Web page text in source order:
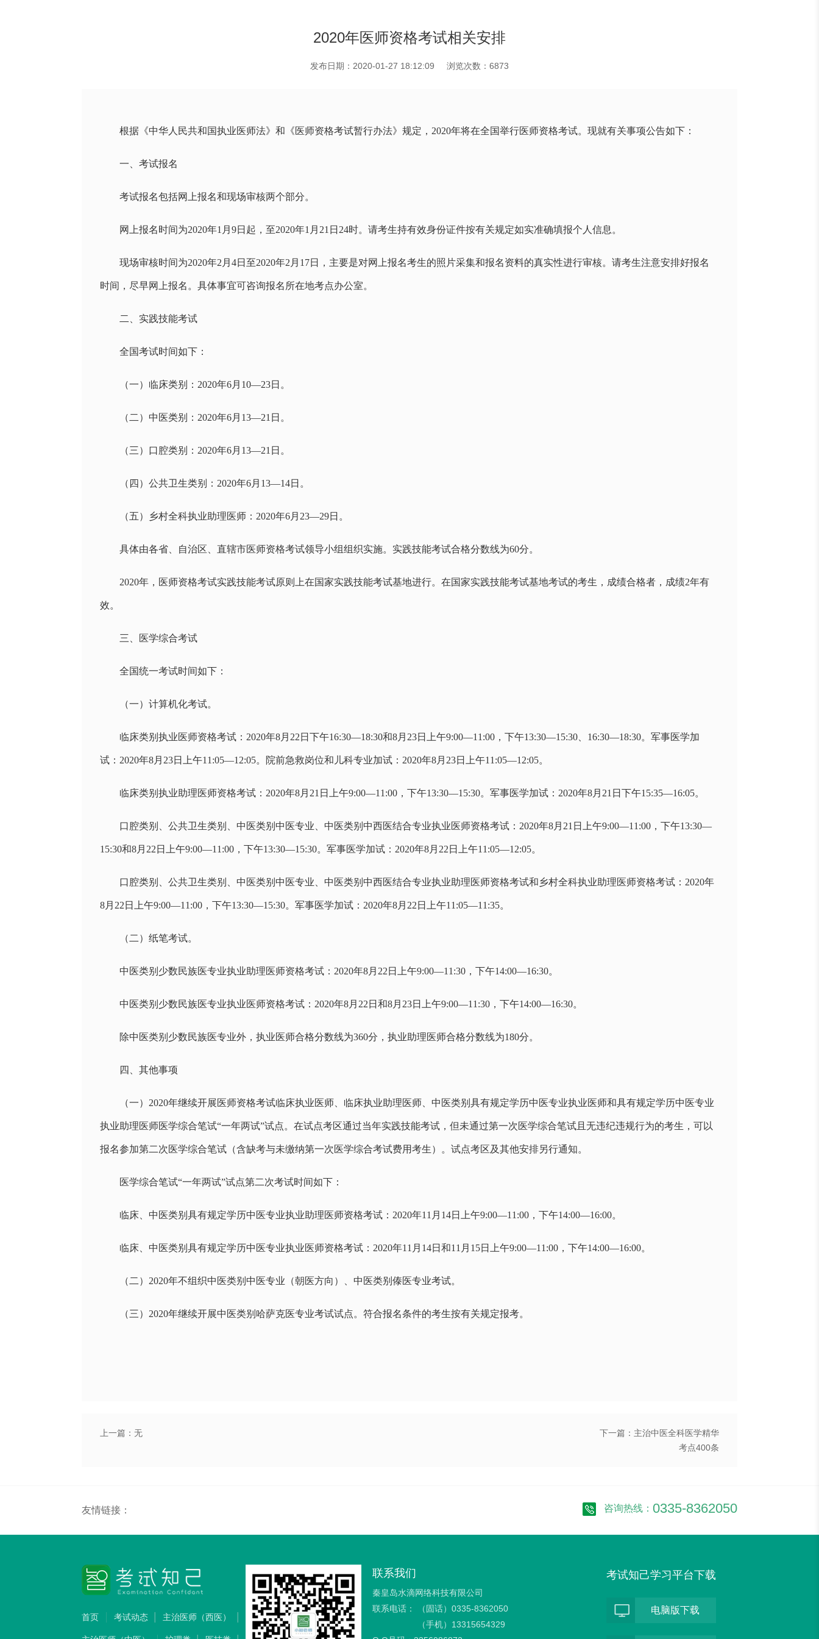
2020年医师资格考试相关安排
发布日期：2020-01-27 18:12:09 浏览次数：6873
根据《中华人民共和国执业医师法》和《医师资格考试暂行办法》规定，2020年将在全国举行医师资格考试。现就有关事项公告如下：
一、考试报名
考试报名包括网上报名和现场审核两个部分。
网上报名时间为2020年1月9日起，至2020年1月21日24时。请考生持有效身份证件按有关规定如实准确填报个人信息。
现场审核时间为2020年2月4日至2020年2月17日，主要是对网上报名考生的照片采集和报名资料的真实性进行审核。请考生注意安排好报名
时间，尽早网上报名。具体事宜可咨询报名所在地考点办公室。
二、实践技能考试
全国考试时间如下：
（一）临床类别：2020年6月10—23日。
（二）中医类别：2020年6月13—21日。
（三）口腔类别：2020年6月13—21日。
（四）公共卫生类别：2020年6月13—14日。
（五）乡村全科执业助理医师：2020年6月23—29日。
具体由各省、自治区、直辖市医师资格考试领导小组组织实施。实践技能考试合格分数线为60分。
2020年，医师资格考试实践技能考试原则上在国家实践技能考试基地进行。在国家实践技能考试基地考试的考生，成绩合格者，成绩2年有
效。
三、医学综合考试
全国统一考试时间如下：
（一）计算机化考试。
临床类别执业医师资格考试：2020年8月22日下午16:30—18:30和8月23日上午9:00—11:00，下午13:30—15:30、16:30—18:30。军事医学加
试：2020年8月23日上午11:05—12:05。院前急救岗位和儿科专业加试：2020年8月23日上午11:05—12:05。
临床类别执业助理医师资格考试：2020年8月21日上午9:00—11:00，下午13:30—15:30。军事医学加试：2020年8月21日下午15:35—16:05。
口腔类别、公共卫生类别、中医类别中医专业、中医类别中西医结合专业执业医师资格考试：2020年8月21日上午9:00—11:00，下午13:30—
15:30和8月22日上午9:00—11:00，下午13:30—15:30。军事医学加试：2020年8月22日上午11:05—12:05。
口腔类别、公共卫生类别、中医类别中医专业、中医类别中西医结合专业执业助理医师资格考试和乡村全科执业助理医师资格考试：2020年
8月22日上午9:00—11:00，下午13:30—15:30。军事医学加试：2020年8月22日上午11:05—11:35。
（二）纸笔考试。
中医类别少数民族医专业执业助理医师资格考试：2020年8月22日上午9:00—11:30，下午14:00—16:30。
中医类别少数民族医专业执业医师资格考试：2020年8月22日和8月23日上午9:00—11:30，下午14:00—16:30。
除中医类别少数民族医专业外，执业医师合格分数线为360分，执业助理医师合格分数线为180分。
四、其他事项
（一）2020年继续开展医师资格考试临床执业医师、临床执业助理医师、中医类别具有规定学历中医专业执业医师和具有规定学历中医专业
执业助理医师医学综合笔试“一年两试”试点。在试点考区通过当年实践技能考试，但未通过第一次医学综合笔试且无违纪违规行为的考生，可以
报名参加第二次医学综合笔试（含缺考与未缴纳第一次医学综合考试费用考生）。试点考区及其他安排另行通知。
医学综合笔试“一年两试”试点第二次考试时间如下：
临床、中医类别具有规定学历中医专业执业助理医师资格考试：2020年11月14日上午9:00—11:00，下午14:00—16:00。
临床、中医类别具有规定学历中医专业执业医师资格考试：2020年11月14日和11月15日上午9:00—11:00，下午14:00—16:00。
（二）2020年不组织中医类别中医专业（朝医方向）、中医类别傣医专业考试。
（三）2020年继续开展中医类别哈萨克医专业考试试点。符合报名条件的考生按有关规定报考。
上一篇：无
下一篇：主治中医全科医学精华
考点400条
友情链接： 咨询热线： 0335-8362050
首页 考试动态 主治医师（西医）
联系我们
秦皇岛水滴网络科技有限公司
联系电话：
（固话）0335-8362050
（手机）13315654329
考试知己学习平台下载
电脑版下载